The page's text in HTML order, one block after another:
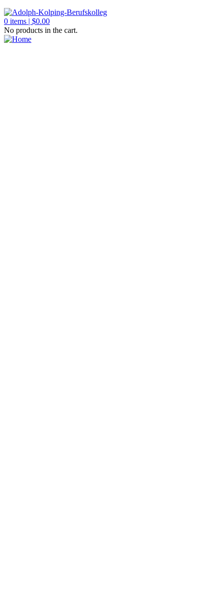
0 items | $0.00
No products in the cart.